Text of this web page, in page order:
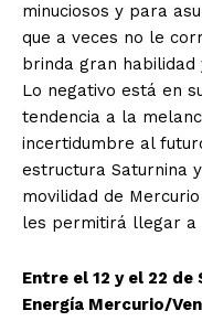
minuciosos y para
que a veces no le
brinda gran
Lo negativo está en
tendencia a la
incertidumbre al
estructura Saturnina
movilidad de
les permitirá llegar a
Entre el 12 y el 22
Energía Mercurio/